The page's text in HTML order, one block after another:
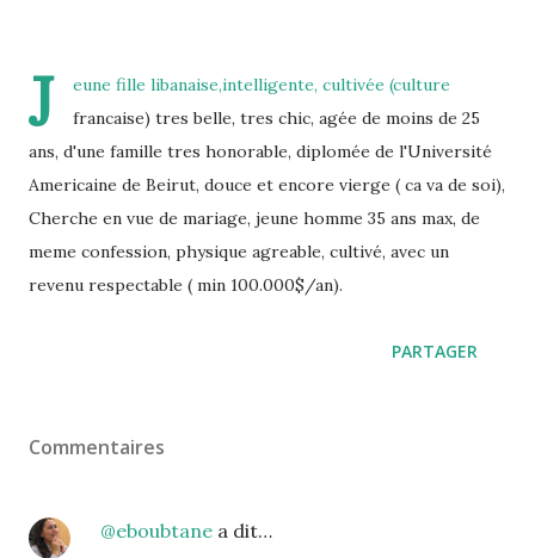
J
eune fille libanaise,intelligente, cultivée (culture
francaise) tres belle, tres chic, agée de moins de 25
ans, d'une famille tres honorable, diplomée de l'Université
Americaine de Beirut, douce et encore vierge ( ca va de soi),
Cherche en vue de mariage, jeune homme 35 ans max, de
meme confession, physique agreable, cultivé, avec un
revenu respectable ( min 100.000$/an).
PARTAGER
Commentaires
@eboubtane a dit…